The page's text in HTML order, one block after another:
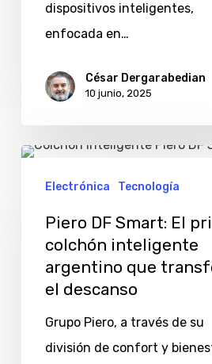
dispositivos inteligentes,
enfocada en…
César Dergarabedian
10 junio, 2025
Piero
colchón
argentino
Electrónica Tecnología
Piero DF Smart: El
colchón inteligente
argentino que
el descanso
Grupo Piero, a través de su
división de confort y